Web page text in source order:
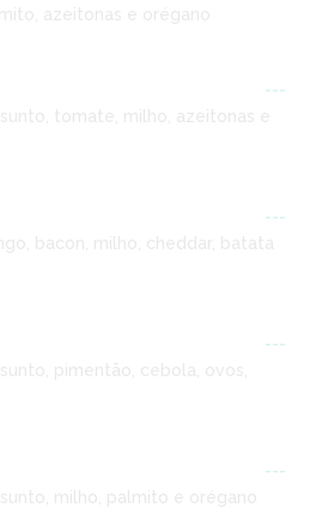
---
---
bacon, milho, cheddar, batata
---
pimentão, cebola, ovos,
---